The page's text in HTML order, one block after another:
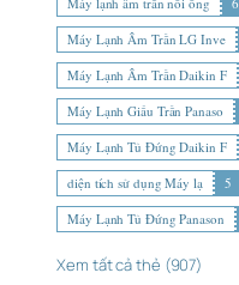
Máy Lạnh Âm Trần LG Inve
Máy Lạnh Âm Trần Daikin F
Máy Lạnh Giấu Trần Panaso
Máy Lạnh Tủ Đứng Daikin F
diện tích sử dụng Máy lạ
5
Máy Lạnh Tủ Đứng Panason
Xem tất cả thẻ (907)